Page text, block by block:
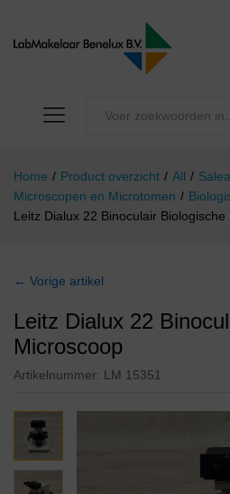
Home / Product overzicht / All /
Microscopen en Microtomen /
Leitz Dialux 22 Binoculair Biologische
← Vorige artikel
Leitz Dialux 22
Microscoop
Artikelnummer: LM 15351